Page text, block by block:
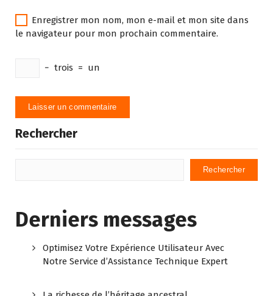
Enregistrer mon nom, mon e-mail et mon site dans
le navigateur pour mon prochain commentaire.
− trois = un
Rechercher
Rechercher
Derniers messages
Optimisez Votre Expérience Utilisateur Avec
Notre Service d’Assistance Technique Expert